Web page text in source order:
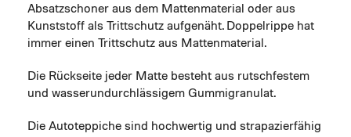
Absatzschoner aus dem Mattenmaterial oder aus
Kunststoff als Trittschutz aufgenäht. Doppelrippe hat
immer einen Trittschutz aus Mattenmaterial.
Die Rückseite jeder Matte besteht aus rutschfestem
und wasserundurchlässigem Gummigranulat.
Die Autoteppiche sind hochwertig und strapazierfähig